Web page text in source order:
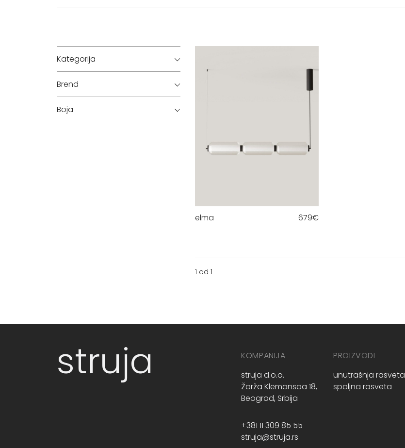
Kategorija
Brend
Boja
elma 679€
1 od 1
struja
KOMPANIJA
struja d.o.o.
Žorža Klemansoa 18,
Beograd, Srbija
+381 11 309 85 55
struja@struja.rs
PROIZVODI
unutrašnja rasveta
spoljna rasveta